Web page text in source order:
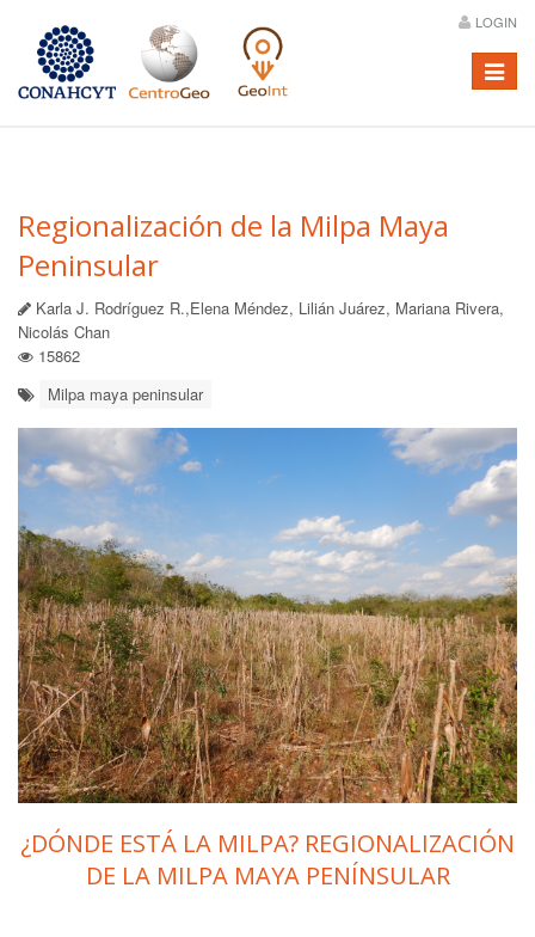
LOGIN
Menú
Regionalización de la Milpa Maya
Peninsular
Karla J. Rodríguez R.,Elena Méndez, Lilián Juárez, Mariana Rivera,
Nicolás Chan
15862
Milpa maya peninsular
¿DÓNDE ESTÁ LA MILPA? REGIONALIZACIÓN
DE LA MILPA MAYA PENÍNSULAR